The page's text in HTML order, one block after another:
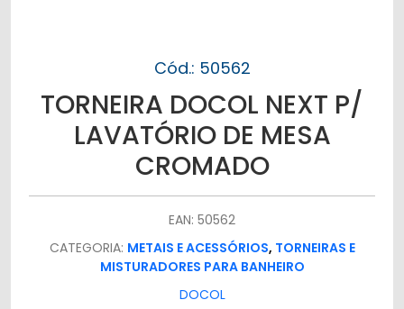
Cód.: 50562
TORNEIRA DOCOL NEXT P/
LAVATÓRIO DE MESA
CROMADO
EAN: 50562
CATEGORIA: METAIS E ACESSÓRIOS, TORNEIRAS E
MISTURADORES PARA BANHEIRO
DOCOL